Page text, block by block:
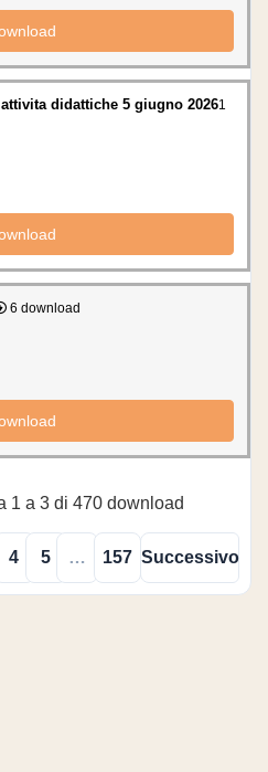
didattiche 5 giugno 20261
6 download
1 a 3 di 470 download
4 5 … 157 Successivo